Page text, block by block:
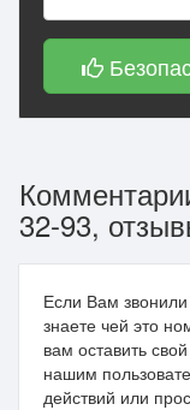
32-93,
Если Вам
знаете чей это
вам оставить
нашим
действий или